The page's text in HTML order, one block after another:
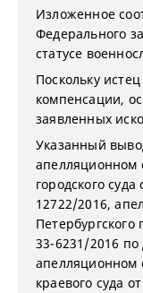
Изложенное
Федерального
статусе
Поскольку
компенсации,
заявленных
Указанный
апелляционном
городского
12722/2016,
Петербургского
33-6231/2016
апелляционном
краевого суда